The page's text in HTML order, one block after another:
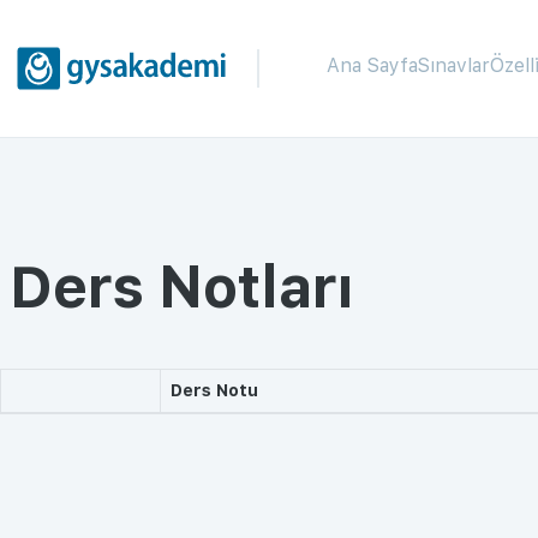
Ana SayfaSınavlar
Ders Notları
Ders Notu